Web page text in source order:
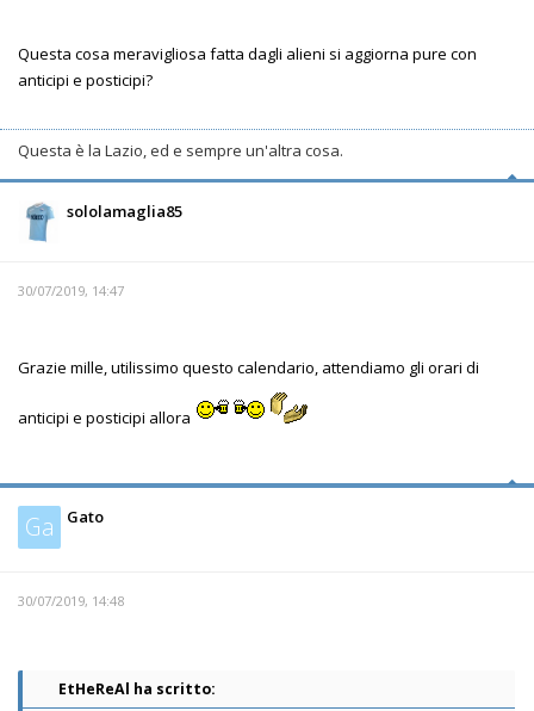
Questa cosa meravigliosa fatta dagli alieni si aggiorna pure con
anticipi e posticipi?
Questa è la Lazio, ed e sempre un'altra cosa.
sololamaglia85
30/07/2019, 14:47
Grazie mille, utilissimo questo calendario, attendiamo gli orari di
anticipi e posticipi allora
Ga Gato
30/07/2019, 14:48
EtHeReAl ha scritto: